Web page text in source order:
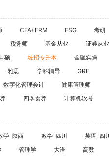
管理会计师
ACCA HOT
数字化管理会计
在职硕博
CFA+FRM ESG
考研
税务师 基金从业
证券从业
硕 统招专升本
金融实操
雅思 学科辅导
GRE
数字化管理会计
健康管理师
四季食养
计算机软考
学-陕西 数学-四川
英语-四川
管理学 大语
高数